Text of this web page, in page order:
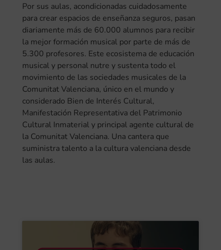
Por sus aulas, acondicionadas cuidadosamente
para crear espacios de enseñanza seguros, pasan
diariamente más de 60.000 alumnos para recibir
la mejor formación musical por parte de más de
5.300 profesores. Este ecosistema de educación
musical y personal nutre y sustenta todo el
movimiento de las sociedades musicales de la
Comunitat Valenciana, único en el mundo y
considerado Bien de Interés Cultural,
Manifestación Representativa del Patrimonio
Cultural Inmaterial y principal agente cultural de
la Comunitat Valenciana. Una cantera que
suministra talento a la cultura valenciana desde
las aulas.